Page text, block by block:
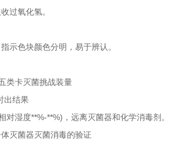
过氧化氢。
示色块颜色分明，易于辨认。
类卡灭菌挑战装量
出结果
湿度**%-**%)，远离灭菌器和化学消毒剂。
灭菌器灭菌消毒的验证